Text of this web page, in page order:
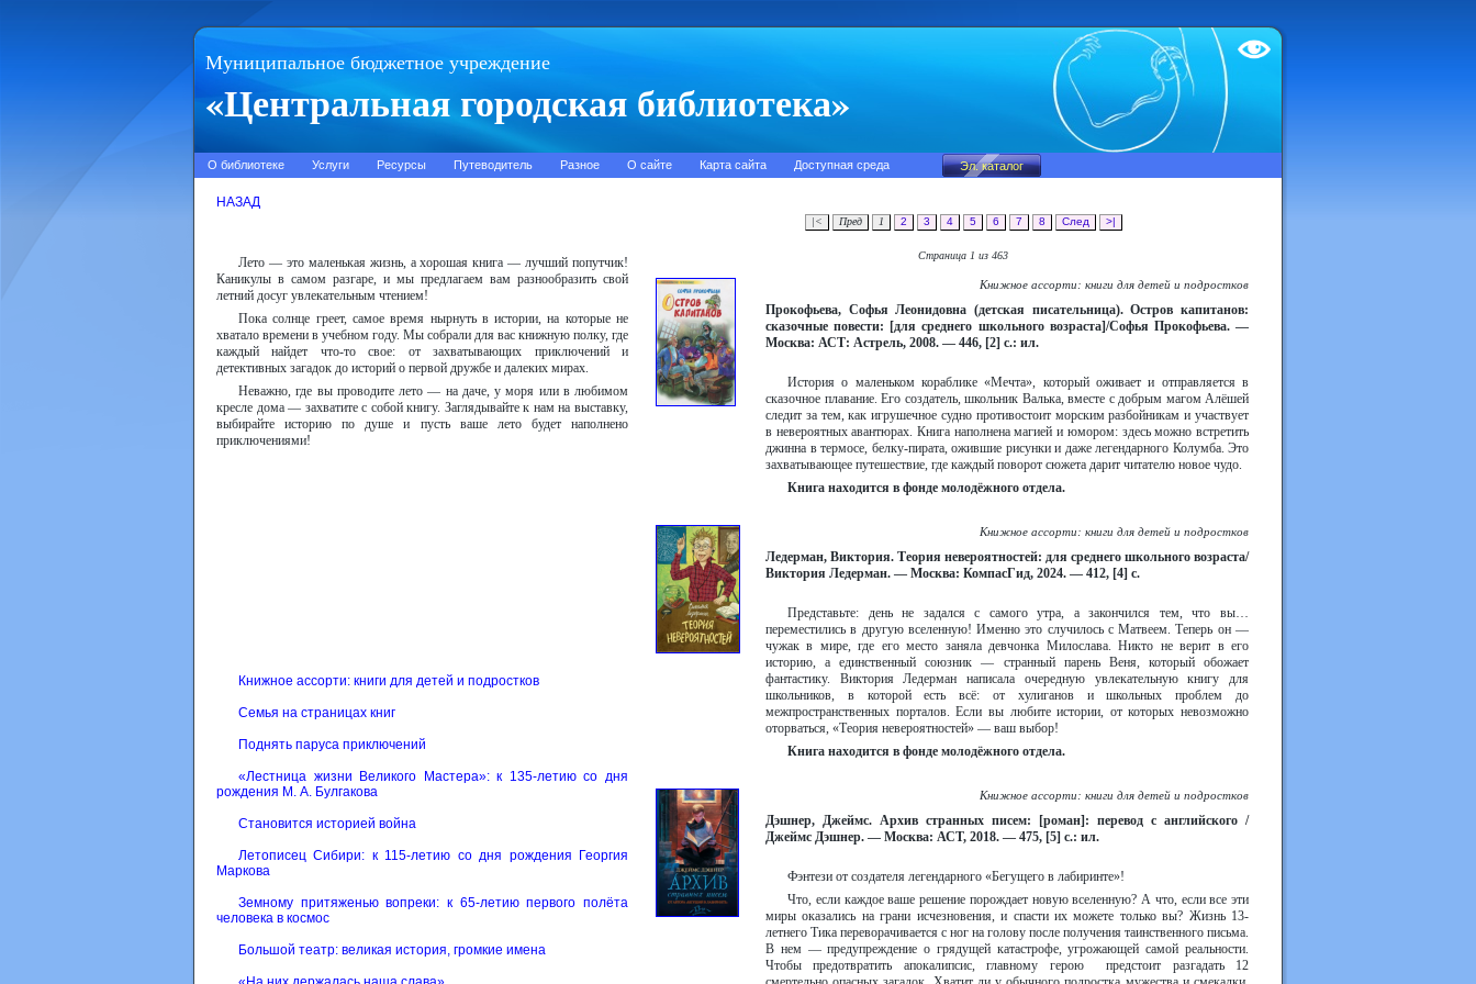
Муниципальное бюджетное учреждение
«Центральная городская библиотека»
Test
О библиотеке Услуги Ресурсы Путеводитель Разное О сайте Карта сайта Доступная среда
НАЗАД
Лето — это маленькая жизнь, а хорошая книга — лучший попутчик!
Каникулы в самом разгаре, и мы предлагаем вам разнообразить свой
летний досуг увлекательным чтением!
Пока солнце греет, самое время нырнуть в истории, на которые не
хватало времени в учебном году. Мы собрали для вас книжную полку, где
каждый найдет что-то свое: от захватывающих приключений и
детективных загадок до историй о первой дружбе и далеких мирах.
Неважно, где вы проводите лето — на даче, у моря или в любимом
кресле дома — захватите с собой книгу. Заглядывайте к нам на выставку,
выбирайте историю по душе и пусть ваше лето будет наполнено
приключениями!
Книжное ассорти: книги для детей и подростков
Семья на страницах книг
Поднять паруса приключений
«Лестница жизни Великого Мастера»: к 135-летию со дня
рождения М. А. Булгакова
Становится историей война
Летописец Сибири: к 115-летию со дня рождения Георгия
Маркова
Земному притяженью вопреки: к 65-летию первого полёта
человека в космос
Большой театр: великая история, громкие имена
|< Пред 1 2 3 4 5 6 7 8 След >|
Страница 1 из 463
Книжное ассорти: книги для детей и подростков
Прокофьева, Софья Леонидовна (детская писательница). Остров капитанов:
сказочные повести: [для среднего школьного возраста]/Софья Прокофьева. —
Москва: АСТ: Астрель, 2008. — 446, [2] с.: ил.
История о маленьком кораблике «Мечта», который оживает и отправляется в
сказочное плавание. Его создатель, школьник Валька, вместе с добрым магом Алёшей
следит за тем, как игрушечное судно противостоит морским разбойникам и участвует
в невероятных авантюрах. Книга наполнена магией и юмором: здесь можно встретить
джинна в термосе, белку-пирата, ожившие рисунки и даже легендарного Колумба. Это
захватывающее путешествие, где каждый поворот сюжета дарит читателю новое чудо.
Книга находится в фонде молодёжного отдела.
Книжное ассорти: книги для детей и подростков
Ледерман, Виктория. Теория невероятностей: для среднего школьного возраста/
Виктория Ледерман. — Москва: КомпасГид, 2024. — 412, [4] с.
Представьте: день не задался с самого утра, а закончился тем, что вы…
переместились в другую вселенную! Именно это случилось с Матвеем. Теперь он —
чужак в мире, где его место заняла девчонка Милослава. Никто не верит в его
историю, а единственный союзник — странный парень Веня, который обожает
фантастику. Виктория Ледерман написала очередную увлекательную книгу для
школьников, в которой есть всё: от хулиганов и школьных проблем до
межпространственных порталов. Если вы любите истории, от которых невозможно
оторваться, «Теория невероятностей» — ваш выбор!
Книга находится в фонде молодёжного отдела.
Книжное ассорти: книги для детей и подростков
Дэшнер, Джеймс. Архив странных писем: [роман]: перевод с английского /
Джеймс Дэшнер. — Москва: АСТ, 2018. — 475, [5] с.: ил.
Фэнтези от создателя легендарного «Бегущего в лабиринте»!
Что, если каждое ваше решение порождает новую вселенную? А что, если все эти
миры оказались на грани исчезновения, и спасти их можете только вы? Жизнь 13-
летнего Тика переворачивается с ног на голову после получения таинственного письма.
В нем — предупреждение о грядущей катастрофе, угрожающей самой реальности.
Чтобы предотвратить апокалипсис, главному герою предстоит разгадать 12